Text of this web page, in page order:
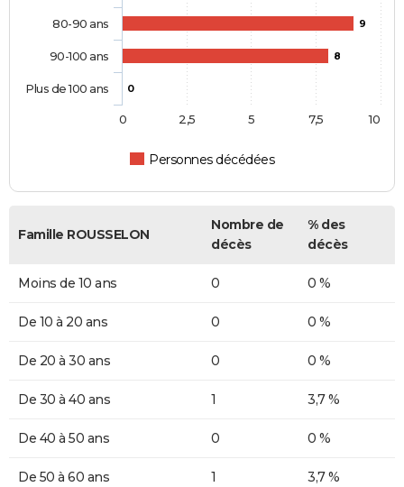
9
8
0
Personnes décédées
80-90 ans
90-100 ans
Plus de 100 ans
0 10
2,5 5 7,5
Famille ROUSSELON
Nombre de
décès
% des
décès
Moins de 10 ans 0 0 %
De 10 à 20 ans 0 0 %
De 20 à 30 ans 0 0 %
De 30 à 40 ans 1 3,7 %
De 40 à 50 ans 0 0 %
De 50 à 60 ans 1 3,7 %